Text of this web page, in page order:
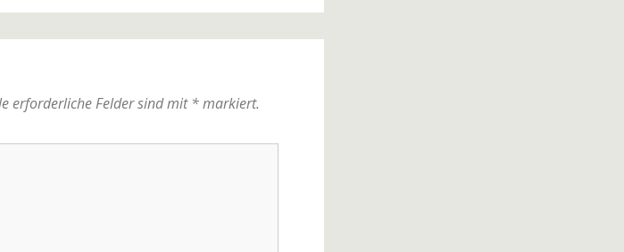
erforderliche Felder sind mit *markiert.